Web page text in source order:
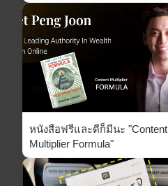
หนังสือฟรีและดีก็มีนะ "Content
Multiplier Formula"